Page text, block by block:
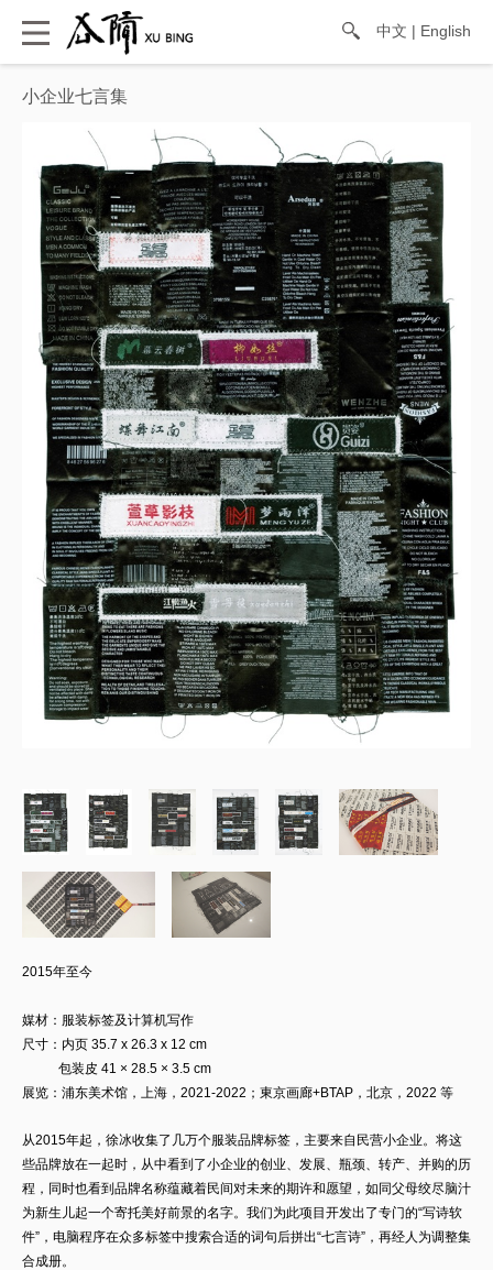
中文 | English
小企业七言集
2015年至今
媒材： 服装标签及计算机写作
尺寸： 内页 35.7 x 26.3 x 12 cm
包装皮 41 × 28.5 × 3.5 cm
展览：浦东美术馆，上海，2021-2022；東京画廊+BTAP，北京，2022 等
从2015年起，徐冰收集了几万个服装品牌标签，主要来自民营小企业。将这
些品牌放在一起时，从中看到了小企业的创业、发展、瓶颈、转产、并购的历
程，同时也看到品牌名称蕴藏着民间对未来的期许和愿望，如同父母绞尽脑汁
为新生儿起一个寄托美好前景的名字。我们为此项目开发出了专门的“写诗软
件”，电脑程序在众多标签中搜索合适的词句后拼出“七言诗”，再经人为调整集
合成册。